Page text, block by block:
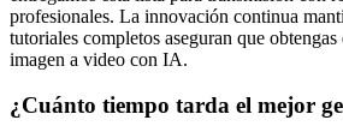
profesionales. La innovación continua
tutoriales completos aseguran que
imagen a video con IA.
¿Cuánto tiempo tarda el mejor